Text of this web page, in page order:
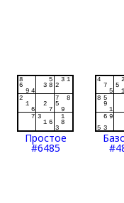
Простое
#6485